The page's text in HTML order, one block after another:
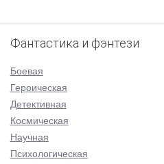
Фантастика и фэнтези
Боевая
Героическая
Детективная
Космическая
Научная
Психологическая